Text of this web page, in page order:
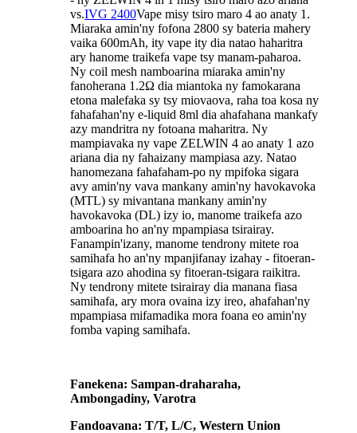
vs.IVG 2400Vape misy tsiro maro 4 ao anaty 1.
Miaraka amin'ny fofona 2800 sy bateria mahery
vaika 600mAh, ity vape ity dia natao haharitra
ary hanome traikefa vape tsy manam-paharoa.
Ny coil mesh namboarina miaraka amin'ny
fanoherana 1.2Ω dia miantoka ny famokarana
etona malefaka sy tsy miovaova, raha toa kosa ny
fahafahan'ny e-liquid 8ml dia ahafahana mankafy
azy mandritra ny fotoana maharitra. Ny
mampiavaka ny vape ZELWIN 4 ao anaty 1 azo
ariana dia ny fahaizany mampiasa azy. Natao
hanomezana fahafaham-po ny mpifoka sigara
avy amin'ny vava mankany amin'ny havokavoka
(MTL) sy mivantana mankany amin'ny
havokavoka (DL) izy io, manome traikefa azo
amboarina ho an'ny mpampiasa tsirairay.
Fanampin'izany, manome tendrony mitete roa
samihafa ho an'ny mpanjifanay izahay - fitoeran-
tsigara azo ahodina sy fitoeran-tsigara raikitra.
Ny tendrony mitete tsirairay dia manana fiasa
samihafa, ary mora ovaina izy ireo, ahafahan'ny
mpampiasa mifamadika mora foana eo amin'ny
fomba vaping samihafa.
Fanekena: Sampan-draharaha,
Ambongadiny, Varotra
Fandoavana: T/T, L/C, Western Union